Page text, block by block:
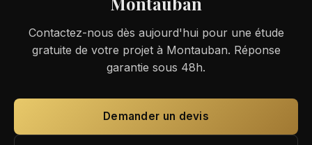
Contactez-nous dès aujourd'hui pour une étude
gratuite de votre projet à Montauban. Réponse
garantie sous 48h.
Demander un devis